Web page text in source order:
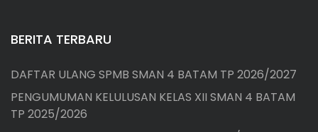
BERITA TERBARU
DAFTAR ULANG SPMB SMAN 4 BATAM TP 2026/2027
PENGUMUMAN KELULUSAN KELAS XII SMAN 4 BATAM
TP 2025/2026